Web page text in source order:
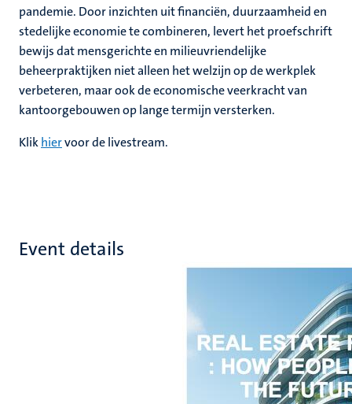
pandemie. Door inzichten uit financiën, duurzaamheid en
stedelijke economie te combineren, levert het proefschrift
bewijs dat mensgerichte en milieuvriendelijke
beheerpraktijken niet alleen het welzijn op de werkplek
verbeteren, maar ook de economische veerkracht van
kantoorgebouwen op lange termijn versterken.
Klikhiervoor de livestream.
Event details